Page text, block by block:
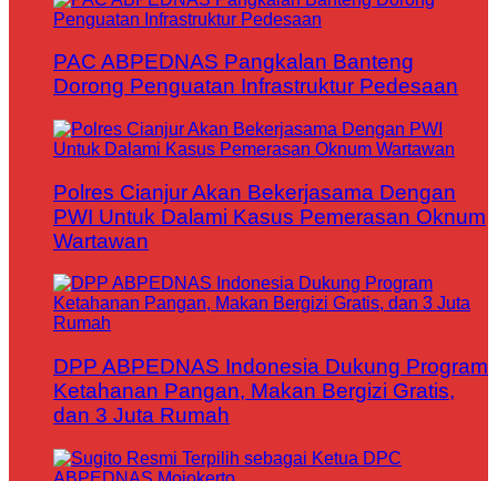
PAC ABPEDNAS Pangkalan Banteng
Dorong Penguatan Infrastruktur Pedesaan
Polres Cianjur Akan Bekerjasama Dengan
PWI Untuk Dalami Kasus Pemerasan Oknum
Wartawan
DPP ABPEDNAS Indonesia Dukung Program
Ketahanan Pangan, Makan Bergizi Gratis,
dan 3 Juta Rumah